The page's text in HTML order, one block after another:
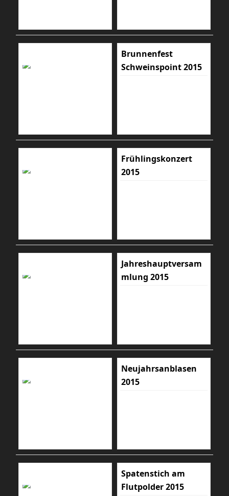
Brunnenfest
Schweinspoint 2015
Frühlingskonzert
2015
Jahreshauptversam
mlung 2015
Neujahrsanblasen
2015
Spatenstich am
Flutpolder 2015